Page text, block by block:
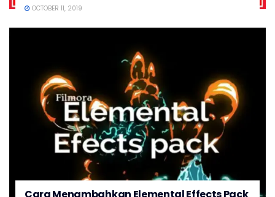
OCTOBER 11, 2019
Cara Menambahkan Elemental Effects Pack